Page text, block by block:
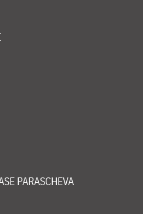
PARASCHEVA